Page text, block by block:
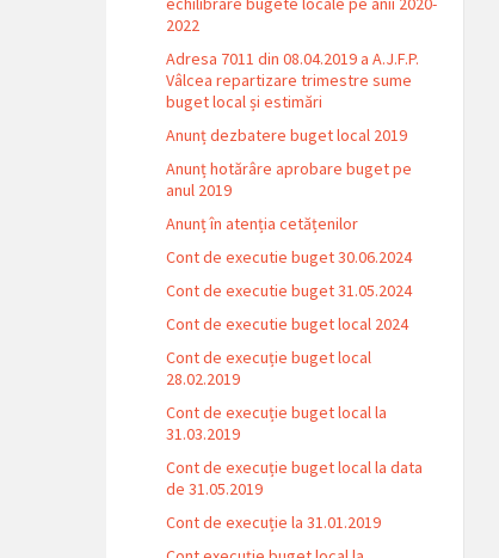
2022
Adresa 7011 din 08.04.2019 a A.J.F.P.
Vâlcea repartizare trimestre sume
buget local și estimări
Anunț dezbatere buget local 2019
Anunț hotărâre aprobare buget pe
anul 2019
Anunț în atenția cetățenilor
Cont de executie buget 30.06.2024
Cont de executie buget 31.05.2024
Cont de executie buget local 2024
Cont de execuție buget local
28.02.2019
Cont de execuție buget local la
31.03.2019
Cont de execuție buget local la data
de 31.05.2019
Cont de execuție la 31.01.2019